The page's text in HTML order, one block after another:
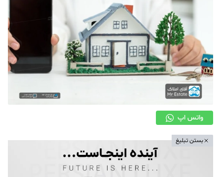
صنعت ساختمان
محله گردی
معماری
ملکی
همایش و نمایشگاه
واتس اپ
بستن تبلیغ